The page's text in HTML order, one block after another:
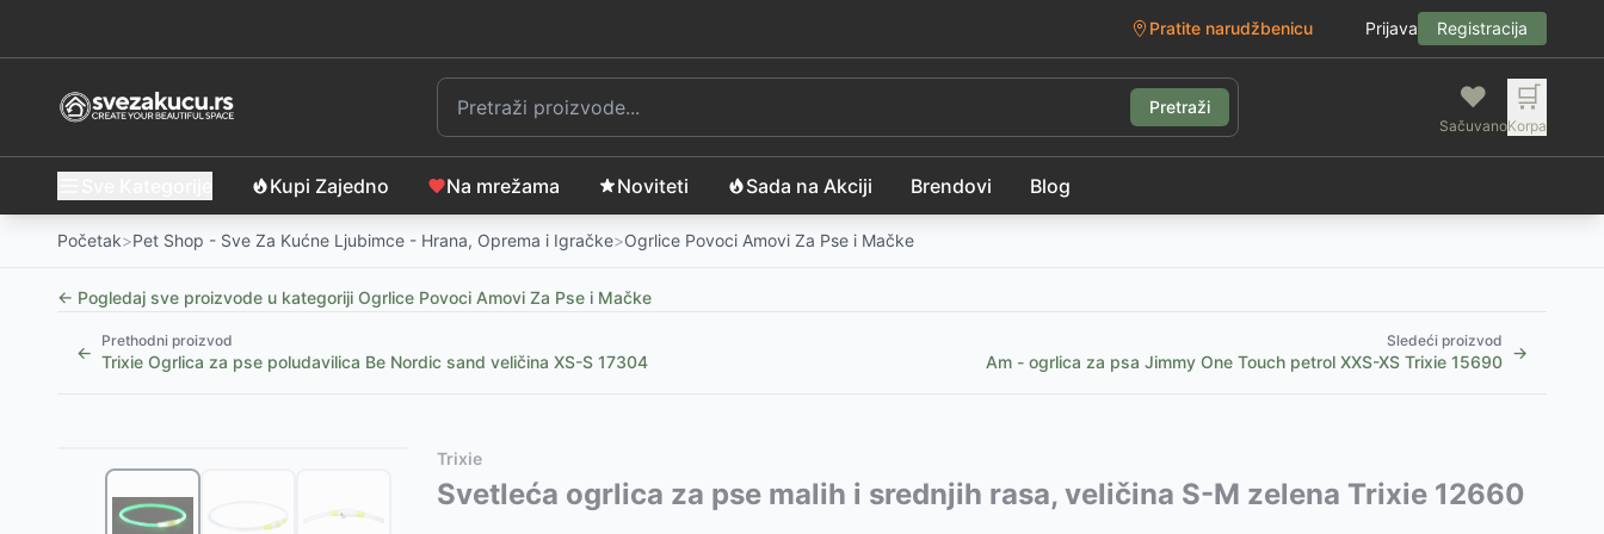
Pratite narudžbenicu Prijava Registracija
Pretraži ❤️
Sačuvano
🛒
Korpa
Kupi Zajedno Na mrežama Noviteti Sada na Akciji Brendovi Blog
Početak>Pet Shop - Sve Za Kućne Ljubimce - Hrana, Oprema i Igračke>Ogrlice Povoci Amovi Za Pse i Mačke
← Pogledaj sve proizvode u kategoriji Ogrlice Povoci Amovi Za Pse i Mačke
←
Prethodni proizvod
Trixie Ogrlica za pse poludavilica Be Nordic sand veličina XS-S 17304
Sledeći proizvod
Am - ogrlica za psa Jimmy One Touch petrol XXS-XS Trixie 15690 →
Automatski povodac za pse sa LED svetlom, 5m-907RSD
Korpa za pse sa kratkom njuškom veličina M Trixie 17627
-625
Ovaj proizvod nije dostupan, pogledajte slične proizvode:
Flexi Povodac za psa XS Trixie New Classic Black 11771
1425
Trixie
Svetleća ogrlica za pse malih i srednjih rasa, veličina S-M zelena Trixie 12660